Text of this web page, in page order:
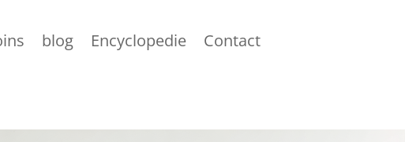
blog Encyclopedie Contact